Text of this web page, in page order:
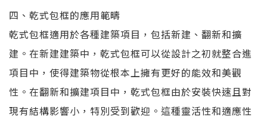
四、乾式包框的應用範疇
乾式包框適用於各種建築項目，包括新建、翻新和擴
建。在新建建築中，乾式包框可以從設計之初就整合進
項目中，使得建築物從根本上擁有更好的能效和美觀
性。在翻新和擴建項目中，乾式包框由於安裝快速且對
現有結構影響小，特別受到歡迎。這種靈活性和適應性